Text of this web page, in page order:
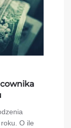
O ile